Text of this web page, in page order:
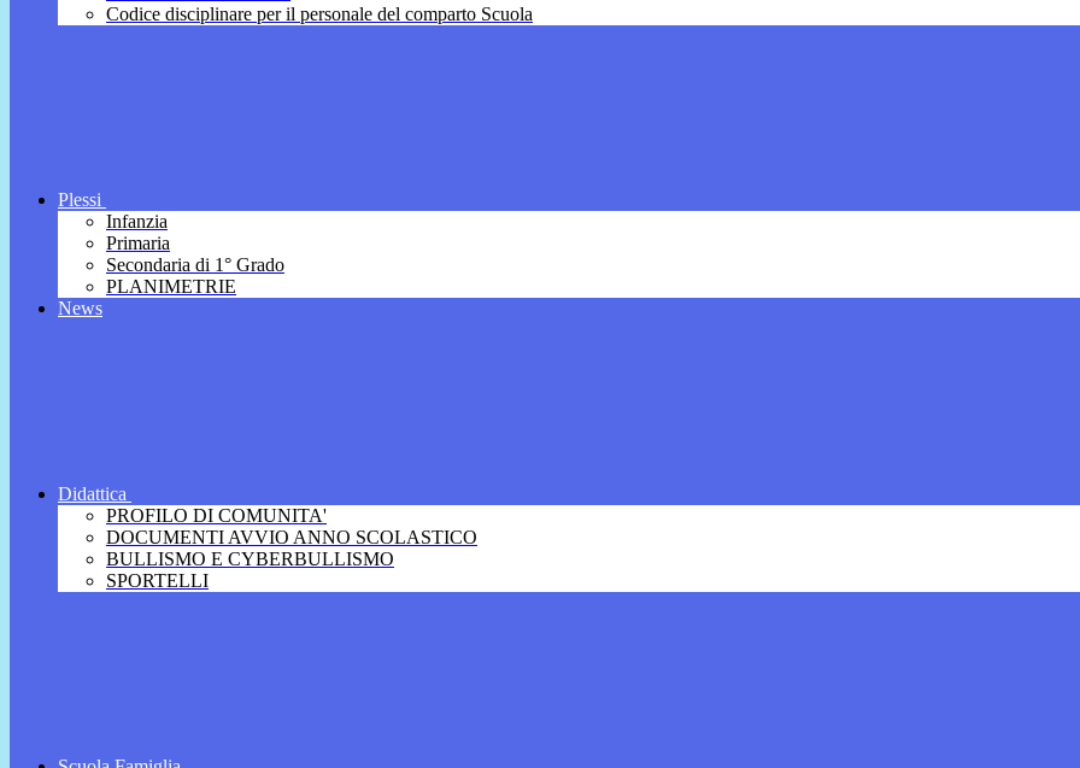
Codice disciplinare per il personale del comparto Scuola
Plessi
Infanzia
Primaria
Secondaria di 1° Grado
PLANIMETRIE
News
Didattica
PROFILO DI COMUNITA'
DOCUMENTI AVVIO ANNO SCOLASTICO
BULLISMO E CYBERBULLISMO
SPORTELLI